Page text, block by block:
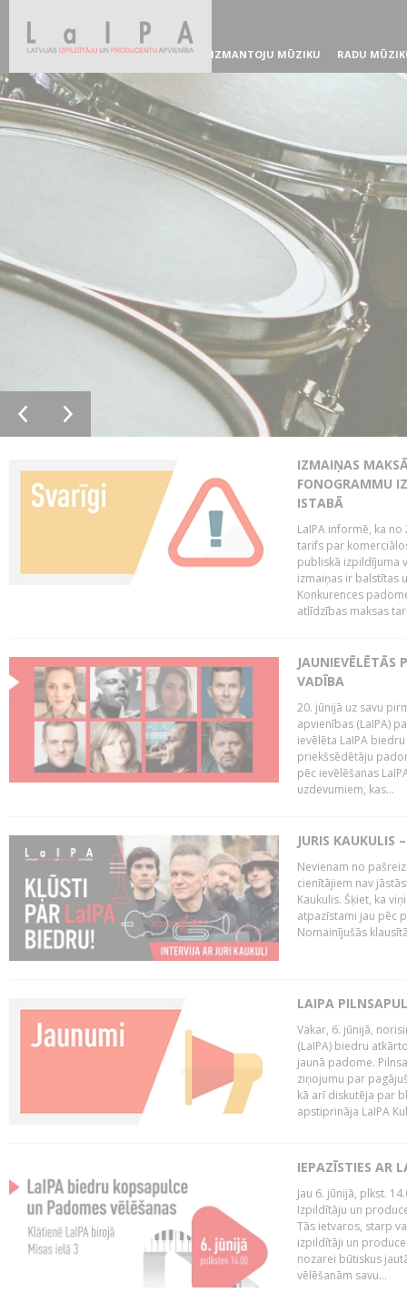
IZMANTOJU MŪZIKU RADU
IZMAIŅAS
FONOGRAMMU
ISTABĀ
LaIPA informē, ka
tarifs par
publiskā izpildījuma
izmaiņas ir balstītas
Konkurences
atlīdzības maksas
JAUNIEVĒLĒTĀS
VADĪBA
20. jūnijā uz savu
apvienības (LaIPA)
ievēlēta LaIPA
priekšsēdētāju
pēc ievēlēšanas
uzdevumiem, kas...
JURIS KAUKULIS
Nevienam no
cienītājiem nav
Kaukulis. Šķiet, ka
atpazīstami jau pēc
Nomainījušās
LAIPA
Vakar, 6. jūnijā,
(LaIPA) biedru
jaunā padome.
ziņojumu par
kā arī diskutēja par
apstiprināja LaIPA
IEPAZĪSTIES AR
Jau 6. jūnijā, plkst.
Izpildītāju un
Tās ietvaros, starp
izpildītāji un
nozarei būtiskus
vēlēšanām savu...